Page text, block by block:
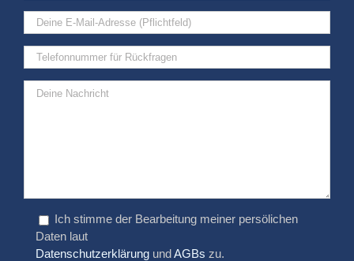
Ich stimme der Bearbeitung meiner persölichen
Daten laut
Datenschutzerklärung undAGBs zu.